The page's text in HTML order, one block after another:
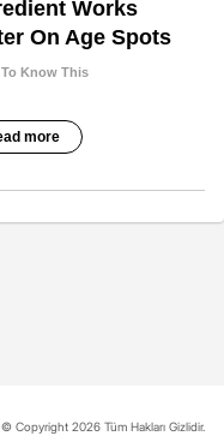
© Copyright 2026 Tüm Hakları Gizlidir.